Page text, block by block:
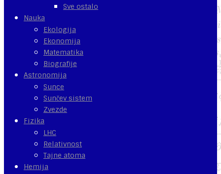
Sve ostalo
Nauka
Ekologija
Ekonomija
Matematika
Biografije
Astronomija
Sunce
Sunčev sistem
Zvezde
Fizika
LHC
Relativnost
Tajne atoma
Hemija